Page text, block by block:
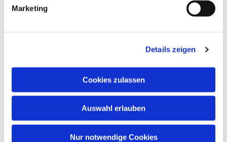
Marketing
Details zeigen
Cookies zulassen
Auswahl erlauben
Nur notwendige Cookies